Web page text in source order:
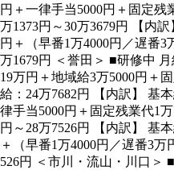
円＋一律手当5000円＋固定残
万1373円～30万3679円 【内
円＋（早番1万4000円／遅番3
万1679円 ＜誉田＞ ■研修中
19万円＋地域給3万5000円＋
給：24万7682円 【内訳】 基
律手当5000円＋固定残業代1
円～28万7526円 【内訳】 基
＋（早番1万4000円／遅番3
526円 ＜市川・流山・川口＞